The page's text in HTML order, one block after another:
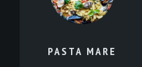
PASTA MARE